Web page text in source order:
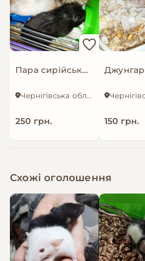
вони його не ображають
Пара сирійських хом'ячків
Чернігівська область
250 грн. 150 грн.
Схожі оголошення